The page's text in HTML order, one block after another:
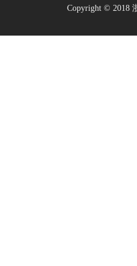
Copyright © 2018